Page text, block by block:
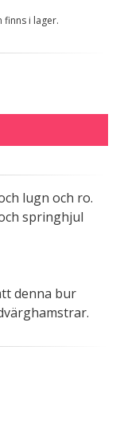
finns i lager.
lugn och ro.
springhjul
denna bur